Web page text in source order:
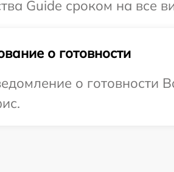
Guide сроком на все
о готовности
о готовности